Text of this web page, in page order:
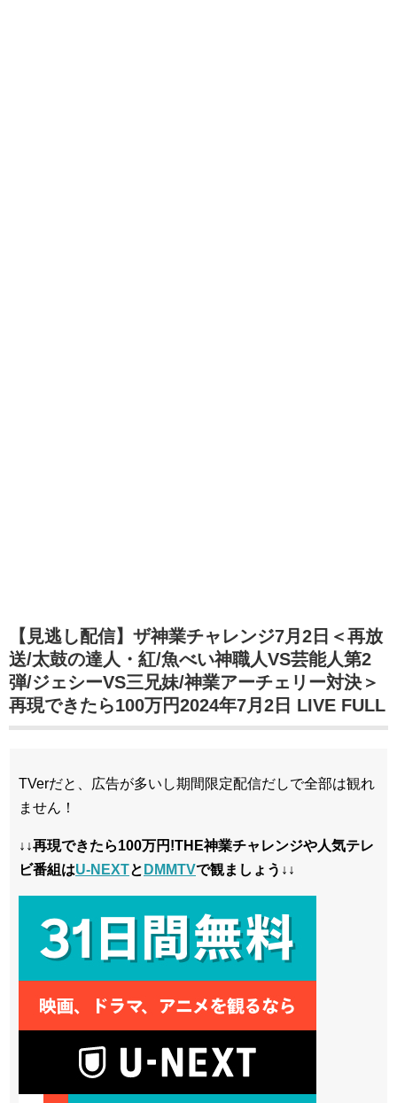
【見逃し配信】ザ神業チャレンジ7月2日＜再放
送/太鼓の達人・紅/魚べい神職人VS芸能人第2
弾/ジェシーVS三兄妹/神業アーチェリー対決＞
再現できたら100万円2024年7月2日 LIVE FULL
TVerだと、広告が多いし期間限定配信だしで全部は観れ
ません！
↓↓再現できたら100万円!THE神業チャレンジや人気テレ
ビ番組はU-NEXTと DMMTVで観ましょう↓↓